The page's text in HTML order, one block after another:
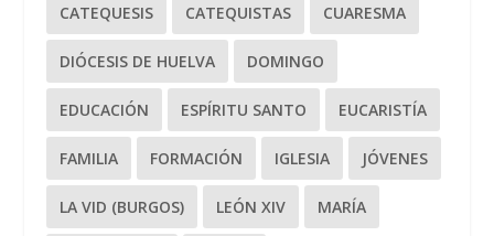
CATEQUESIS CATEQUISTAS CUARESMA
DIÓCESIS DE HUELVA DOMINGO
EDUCACIÓN ESPÍRITU SANTO EUCARISTÍA
FAMILIA FORMACIÓN IGLESIA JÓVENES
LA VID (BURGOS) LEÓN XIV MARÍA